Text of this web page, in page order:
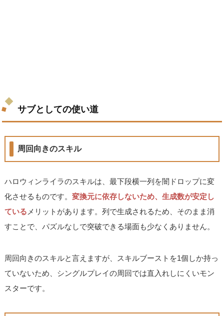
サブとしての使い道
周回向きのスキル
ハロウィンライラのスキルは、最下段横一列を闇ドロップに変
化させるものです。変換元に依存しないため、生成数が安定し
ている メリットがあります。列で生成されるため、そのまま消
すことで、パズルなしで突破できる場面も少なくありません。
周回向きのスキルと言えますが、スキルブーストを1個しか持っ
ていないため、シングルプレイの周回では直入れしにくいモン
スターです。